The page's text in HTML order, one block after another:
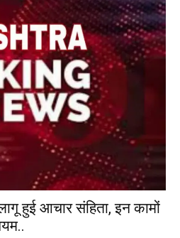
हुई आचार संहिता, इन कामों